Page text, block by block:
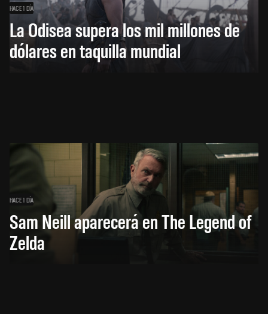
HACE 1 DÍA
La Odisea supera los mil millones de
dólares en taquilla mundial
HACE 1 DÍA
Sam Neill aparecerá en The Legend of
Zelda